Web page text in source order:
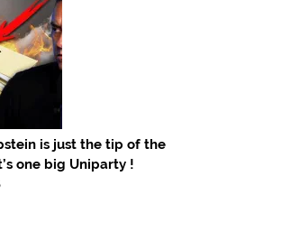
is just the tip of the
one big Uniparty !